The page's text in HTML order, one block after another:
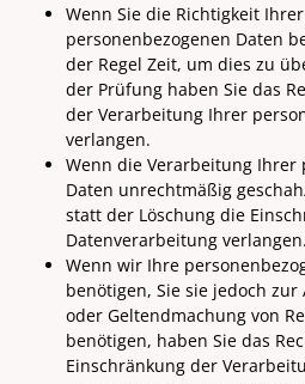
Wenn Sie die Richtigkeit
personenbezogenen Daten
der Regel Zeit, um dies zu
der Prüfung haben Sie das
der Verarbeitung Ihrer
verlangen.
Wenn die Verarbeitung Ihrer
Daten unrechtmäßig
statt der Löschung die
Datenverarbeitung verlangen.
Wenn wir Ihre
benötigen, Sie sie jedoch
oder Geltendmachung von
benötigen, haben Sie das
Einschränkung der